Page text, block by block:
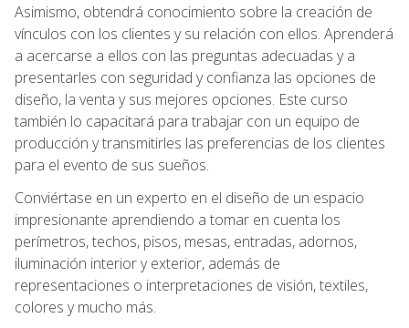
Asimismo, obtendrá conocimiento sobre la creación de
vínculos con los clientes y su relación con ellos. Aprenderá
a acercarse a ellos con las preguntas adecuadas y a
presentarles con seguridad y confianza las opciones de
diseño, la venta y sus mejores opciones. Este curso
también lo capacitará para trabajar con un equipo de
producción y transmitirles las preferencias de los clientes
para el evento de sus sueños.
Conviértase en un experto en el diseño de un espacio
impresionante aprendiendo a tomar en cuenta los
perímetros, techos, pisos, mesas, entradas, adornos,
iluminación interior y exterior, además de
representaciones o interpretaciones de visión, textiles,
colores y mucho más.